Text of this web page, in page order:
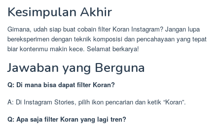
Kesimpulan Akhir
Gimana, udah siap buat cobain filter Koran Instagram? Jangan lupa
bereksperimen dengan teknik komposisi dan pencahayaan yang tepat
biar kontenmu makin kece. Selamat berkarya!
Jawaban yang Berguna
Q: Di mana bisa dapat filter Koran?
A: Di Instagram Stories, pilih ikon pencarian dan ketik “Koran”.
Q: Apa saja filter Koran yang lagi tren?